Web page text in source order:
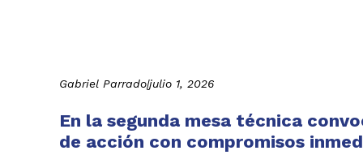
Gabriel Parrado|julio 1, 2026
En la segunda mesa técnica
de acción con compromisos